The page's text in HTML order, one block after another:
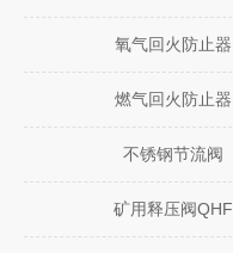
氧气回火防止器
燃气回火防止器
不锈钢节流阀
矿用释压阀QHF